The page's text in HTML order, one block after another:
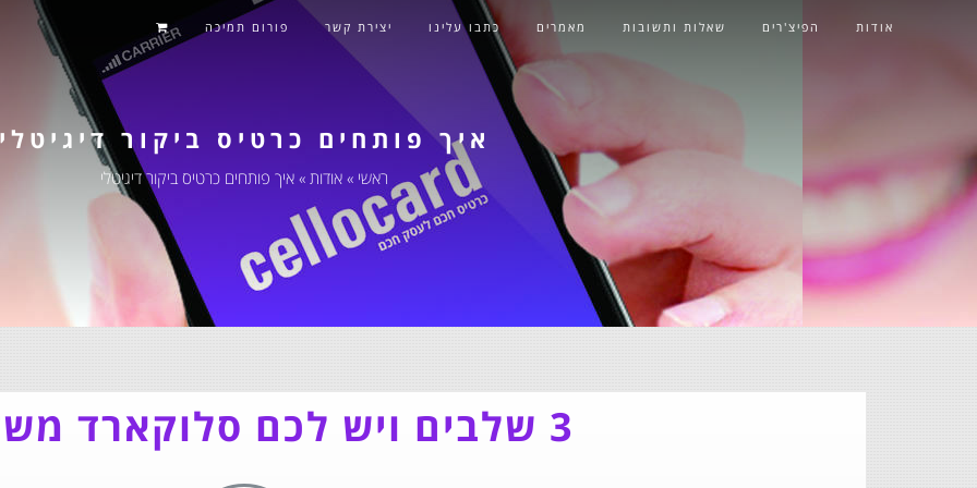
אודות הפיצ'רים שאלות ותשובות מאמרים כתבו עלינו יצירת קשר פורום תמיכה
איך פותחים כרטיס ביקור דיגיטלי
ראשי » אודות » איך פותחים כרטיס ביקור דיגיטלי
3 שלבים ויש לכם סלוקארד משלכם!